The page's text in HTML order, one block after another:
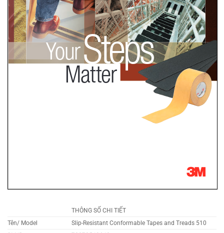
THÔNG SỐ CHI TIẾT
Tên/ Model
Slip-Resistant Conformable Tapes and Treads 510